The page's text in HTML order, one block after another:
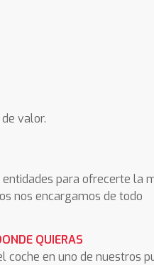
valor.
para ofrecerte la
nos encargamos de todo
QUIERAS
en uno de nuestros